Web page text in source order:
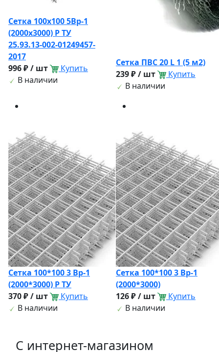
Сетка 100х100 5Вр-1
(2000х3000) Р ТУ
25.93.13-002-01249457-
2017
996 ₽ / шт
Купить
В наличии
Сетка ПВС 20 L 1 (5 м2)
239 ₽ / шт
Купить
В наличии
Сетка 100*100 3 Вр-1
(2000*3000) Р ТУ
370 ₽ / шт
Купить
В наличии
Сетка 100*100 3 Вр-1
(2000*3000)
126 ₽ / шт
Купить
В наличии
C интернет-магазином